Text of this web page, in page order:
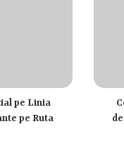
pe Linia
pe Ruta